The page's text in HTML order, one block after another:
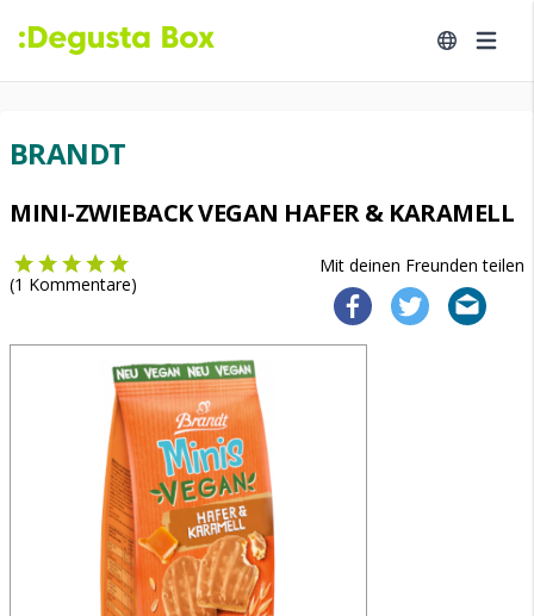
BRANDT
MINI-ZWIEBACK VEGAN HAFER & KARAMELL
Mit deinen Freunden teilen
(1 Kommentare)